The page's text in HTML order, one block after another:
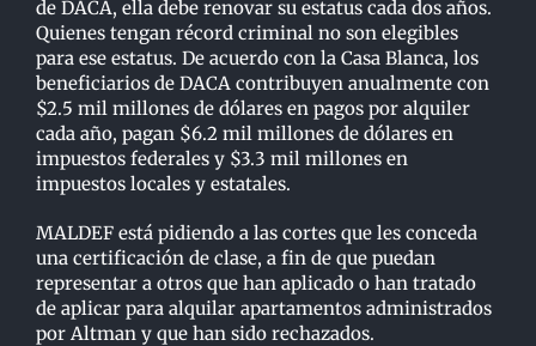
de DACA, ella debe renovar su estatus cada dos años.
Quienes tengan récord criminal no son elegibles
para ese estatus. De acuerdo con la Casa Blanca, los
beneficiarios de DACA contribuyen anualmente con
$2.5 mil millones de dólares en pagos por alquiler
cada año, pagan $6.2 mil millones de dólares en
impuestos federales y $3.3 mil millones en
impuestos locales y estatales.
MALDEF está pidiendo a las cortes que les conceda
una certificación de clase, a fin de que puedan
representar a otros que han aplicado o han tratado
de aplicar para alquilar apartamentos administrados
por Altman y que han sido rechazados.